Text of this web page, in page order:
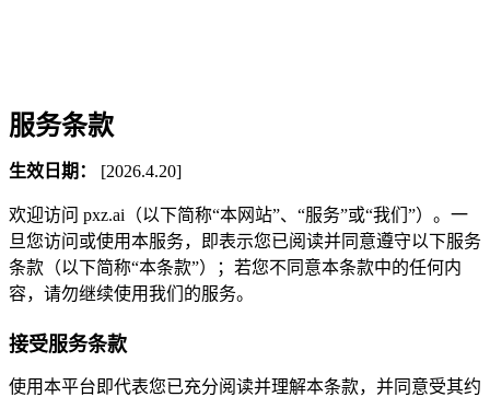
服务条款
生效日期： [2026.4.20]
欢迎访问 pxz.ai（以下简称“本网站”、“服务”或“我们”）。一
旦您访问或使用本服务，即表示您已阅读并同意遵守以下服务
条款（以下简称“本条款”）；若您不同意本条款中的任何内
容，请勿继续使用我们的服务。
接受服务条款
使用本平台即代表您已充分阅读并理解本条款，并同意受其约